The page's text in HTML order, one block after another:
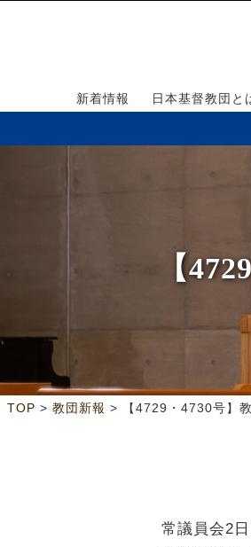
新着情報 日本基督教団と
【
TOP > 教団新報 >
常議員会2